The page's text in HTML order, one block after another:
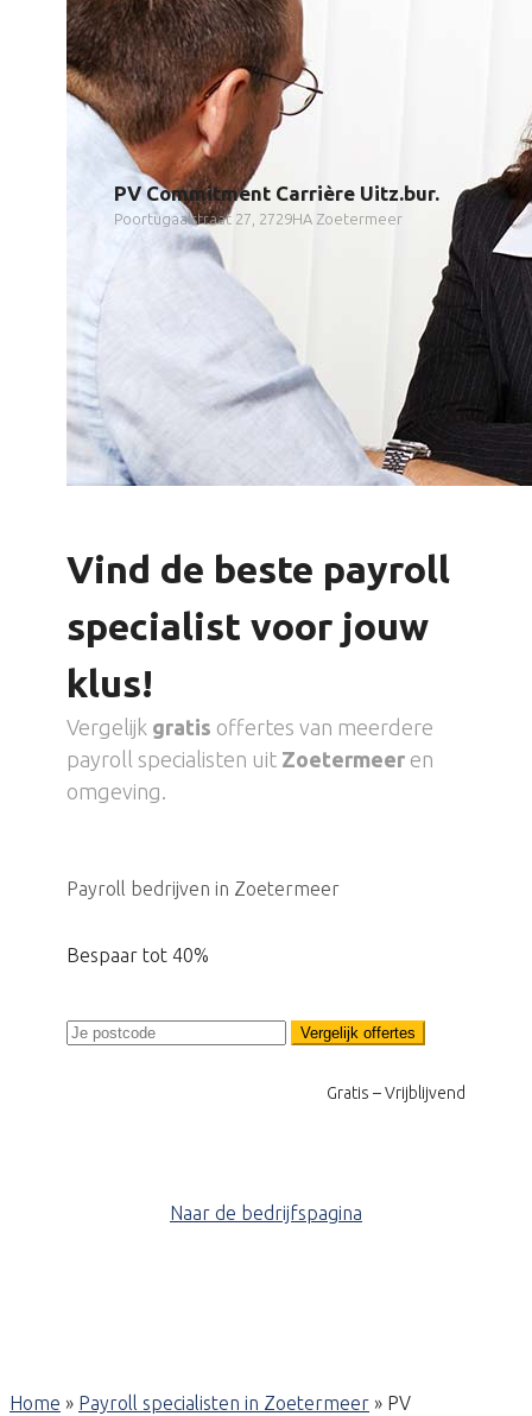
PV Commitment Carrière Uitz.bur.
Poortugaalstraat 27, 2729HA Zoetermeer
Vind de beste payroll
specialist voor jouw
klus!
Vergelijk gratis offertes van meerdere
payroll specialisten uit Zoetermeer en
omgeving.
Payroll bedrijven in Zoetermeer
Bespaar tot 40%
Vergelijk offertes
Gratis – Vrijblijvend
Naar de bedrijfspagina
Home » Payroll specialisten in Zoetermeer » PV